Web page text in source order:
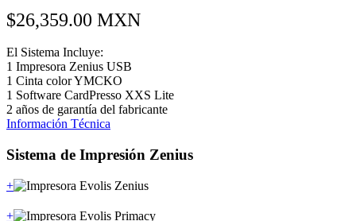
$26,359.00 MXN
El Sistema Incluye:
1 Impresora Zenius USB
1 Cinta color YMCKO
1 Software CardPresso XXS Lite
2 años de garantía del fabricante
Información Técnica
Sistema de Impresión Zenius
+
+